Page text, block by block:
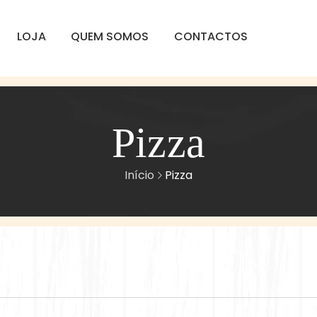
LOJA QUEM SOMOS CONTACTOS
Pizza
Início Pizza